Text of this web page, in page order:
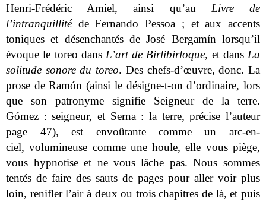
Henri-Frédéric Amiel, ainsi qu’au Livre de
l’intranquillité de Fernando Pessoa ; et aux accents
toniques et désenchantés de José Bergamín lorsqu’il
évoque le toreo dans L’art de Birlibirloque, et dansLa
solitude sonore du toreo. Des chefs-d’œuvre, donc. La
prose de Ramón (ainsi le désigne-t-on d’ordinaire, lors
que son patronyme signifie Seigneur de la terre.
Gómez : seigneur, et Serna : la terre, précise l’auteur
page 47), est envoûtante comme un arc-en-
ciel, volumineuse comme une houle, elle vous piège,
vous hypnotise et ne vous lâche pas. Nous sommes
tentés de faire des sauts de pages pour aller voir plus
loin, renifler l’air à deux ou trois chapitres de là, et puis